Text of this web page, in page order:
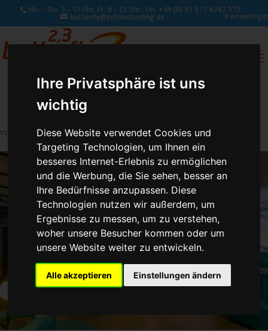
Ihre Privatsphäre ist uns
wichtig
Diese Website verwendet Cookies und
Targeting Technologien, um Ihnen ein
besseres Internet-Erlebnis zu ermöglichen
und die Werbung, die Sie sehen, besser an
Ihre Bedürfnisse anzupassen. Diese
Technologien nutzen wir außerdem, um
Ergebnisse zu messen, um zu verstehen,
woher unsere Besucher kommen oder um
unsere Website weiter zu entwickeln.
Alle akzeptieren Einstellungen ändern
Mo. - Do. 9 - 17 Uhr, Fr. 9 - 15 Uhr, Tel. +49 (0) 91 97 / 6282 579
butterfly@schmetterling.de Partnerlogin
von Susan Naumann|Nov. 3, 2024